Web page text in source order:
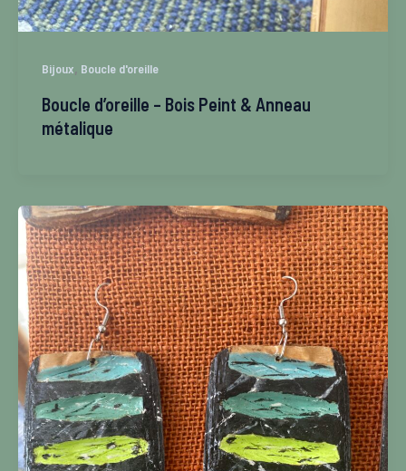
Bijoux, Boucle d'oreille
Boucle d’oreille – Bois Peint & Anneau
métalique